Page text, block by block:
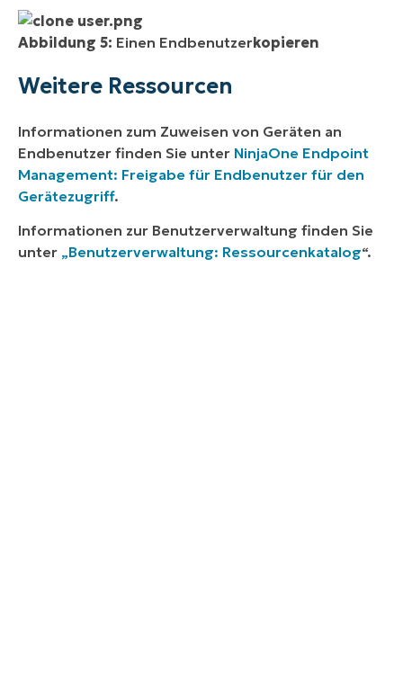
Abbildung 5: Einen Endbenutzerkopieren
Weitere Ressourcen
Informationen zum Zuweisen von Geräten an
Endbenutzer finden Sie unter NinjaOne Endpoint
Management: Freigabe für Endbenutzer für den
Gerätezugriff.
Informationen zur Benutzerverwaltung finden Sie
unter „Benutzerverwaltung: Ressourcenkatalog“.